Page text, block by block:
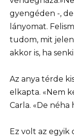
gyengéden -,
lányomat.
tudom, mit
akkor is, ha
Az anya térde
elkapta. «Nem
Carla. «De néha
Ez volt az egyik